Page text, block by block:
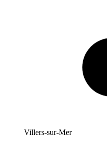
Villers-sur-Mer